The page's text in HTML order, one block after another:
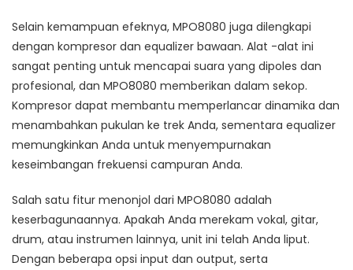
Selain kemampuan efeknya, MPO8080 juga dilengkapi
dengan kompresor dan equalizer bawaan. Alat -alat ini
sangat penting untuk mencapai suara yang dipoles dan
profesional, dan MPO8080 memberikan dalam sekop.
Kompresor dapat membantu memperlancar dinamika dan
menambahkan pukulan ke trek Anda, sementara equalizer
memungkinkan Anda untuk menyempurnakan
keseimbangan frekuensi campuran Anda.
Salah satu fitur menonjol dari MPO8080 adalah
keserbagunaannya. Apakah Anda merekam vokal, gitar,
drum, atau instrumen lainnya, unit ini telah Anda liput.
Dengan beberapa opsi input dan output, serta